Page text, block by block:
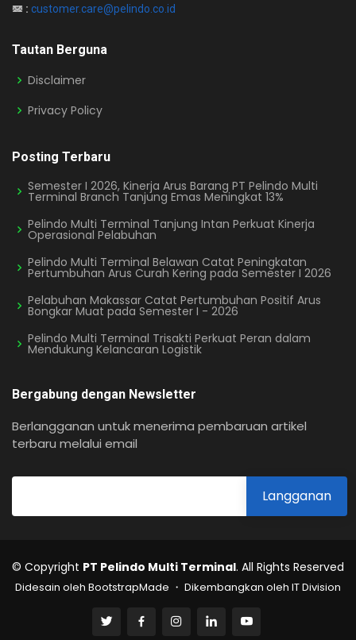
: customer.care@pelindo.co.id
Tautan Berguna
Disclaimer
Privacy Policy
Posting Terbaru
Semester I 2026, Kinerja Arus Barang PT Pelindo Multi
Terminal Branch Tanjung Emas Meningkat 13%
Pelindo Multi Terminal Tanjung Intan Perkuat Kinerja
Operasional Pelabuhan
Pelindo Multi Terminal Belawan Catat Peningkatan
Pertumbuhan Arus Curah Kering pada Semester I 2026
Pelabuhan Makassar Catat Pertumbuhan Positif Arus
Bongkar Muat pada Semester I - 2026
Pelindo Multi Terminal Trisakti Perkuat Peran dalam
Mendukung Kelancaran Logistik
Bergabung dengan Newsletter
Berlangganan untuk menerima pembaruan artikel
terbaru melalui email
© Copyright PT Pelindo Multi Terminal. All Rights Reserved
Didesain oleh BootstrapMade ・ Dikembangkan oleh IT Division